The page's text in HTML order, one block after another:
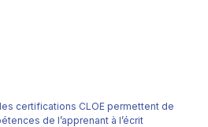
certifications CLOE permettent de
de l’apprenant à l’écrit